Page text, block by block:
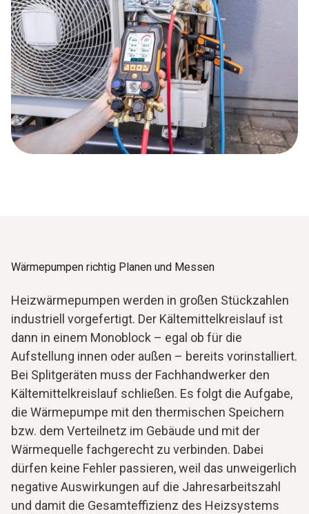
Wärmepumpen richtig Planen und Messen
Heizwärmepumpen werden in großen Stückzahlen
industriell vorgefertigt. Der Kältemittelkreislauf ist
dann in einem Monoblock – egal ob für die
Aufstellung innen oder außen – bereits vorinstalliert.
Bei Splitgeräten muss der Fachhandwerker den
Kältemittelkreislauf schließen. Es folgt die Aufgabe,
die Wärmepumpe mit den thermischen Speichern
bzw. dem Verteilnetz im Gebäude und mit der
Wärmequelle fachgerecht zu verbinden. Dabei
dürfen keine Fehler passieren, weil das unweigerlich
negative Auswirkungen auf die Jahresarbeitszahl
und damit die Gesamteffizienz des Heizsystems